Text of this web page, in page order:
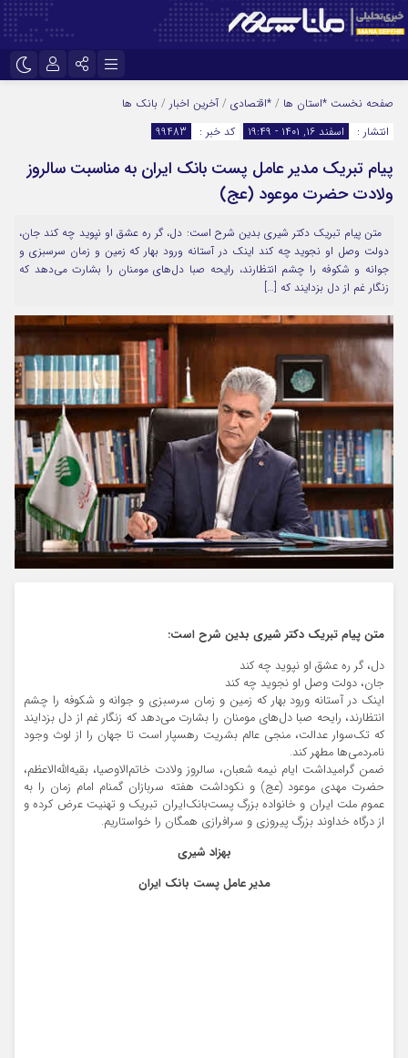
اینستاگرام
تلگرام
سروش
ایتا
آپارات
نام کاربری یا نشانی ایمیل
رمز عبور
مرا به خاطر بسپار
صفحه نخست *استان ها / *اقتصادی / آخرین اخبار / بانک ها
انتشار :
اسفند ۱۶, ۱۴۰۱ - ۱۹:۴۹ کد خبر : 99483
پیام تبریک مدیر عامل پست بانک ایران به مناسبت سالروز
ولادت حضرت موعود (عج)
متن پیام تبریک دکتر شیری بدین شرح است: دل، گر ره عشق او نپوید چه کند جان،
دولت وصل او نجوید چه کند اینک در آستانه ورود بهار که زمین و زمان سرسبزی و
جوانه و شکوفه را چشم انتظارند، رایحه‌ صبا دل‌های مومنان را بشارت می‌دهد که
زنگار غم از دل بزدایند که […]
متن پیام تبریک دکتر شیری بدین شرح است:
دل، گر ره عشق او نپوید چه کند
جان، دولت وصل او نجوید چه کند
اینک در آستانه ورود بهار که زمین و زمان سرسبزی و جوانه و شکوفه را چشم
انتظارند، رایحه‌ صبا دل‌های مومنان را بشارت می‌دهد که زنگار غم از دل بزدایند
که تک‌سوار عدالت، منجی عالم بشریت رهسپار است تا جهان را از لوث وجود
نامردمی‌ها مطهر کند.
ضمن گرامیداشت ایام نیمه شعبان، سالروز ولادت خاتم‌الاوصیا، بقیه‌الله‌الاعظم،
حضرت مهدی موعود (عج) و نکوداشت هفته سربازان گمنام امام زمان را به
عموم ملت ایران و خانواده بزرگ پست‌بانک‌ایران تبریک و تهنیت عرض کرده و
از درگاه خداوند بزرگ پیروزی و سرافرازی همگان را خواستاریم.
بهزاد شیری
مدیر عامل پست بانک ایران